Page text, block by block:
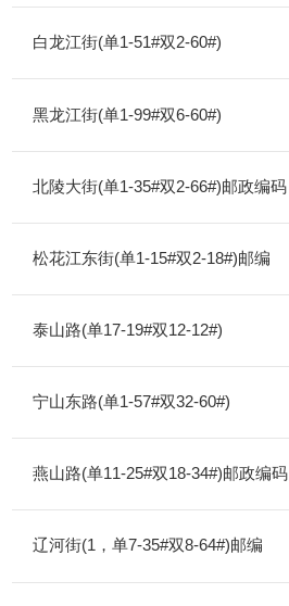
白龙江街(单1-51#双2-60#)
黑龙江街(单1-99#双6-60#)
北陵大街(单1-35#双2-66#)邮政编码
松花江东街(单1-15#双2-18#)邮编
泰山路(单17-19#双12-12#)
宁山东路(单1-57#双32-60#)
燕山路(单11-25#双18-34#)邮政编码
辽河街(1，单7-35#双8-64#)邮编